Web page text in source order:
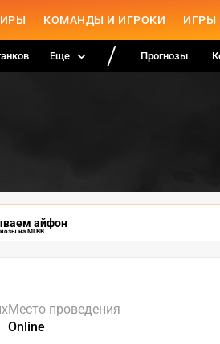
КОМАНДЫ И ИГРОКИ ИГРЫ
Еще Прогнозы
айфон
на MLBB
Место проведения
Online